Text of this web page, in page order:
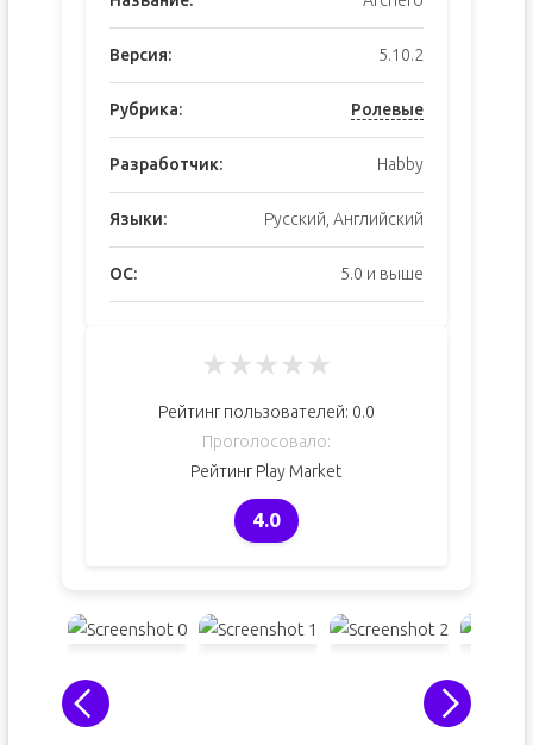
Версия: 5.10.2
Рубрика: Ролевые
Разработчик: Habby
Языки: Русский, Английский
ОС: 5.0 и выше
★★★★★
Рейтинг пользователей: 0.0
Проголосовало:
Рейтинг Play Market
4.0